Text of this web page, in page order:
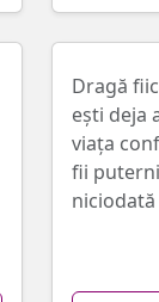
Dragă
ești deja
viața
fii